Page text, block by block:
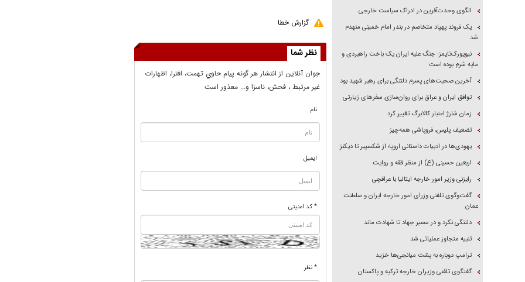
گزارش خطا
نظر شما
جوان آنلاين از انتشار هر گونه پيام حاوي تهمت، افترا، اظهارات
غير مرتبط ، فحش، ناسزا و... معذور است
نام
ایمیل
* کد امنیتی
* نظر
الگوی وحدت‌آفرین در ادراک سیاست خارجی
یک فروند پهپاد متخاصم در بندر امام خمینی منهدم
شد
نیویورک‌تایمز: جنگ علیه ایران یک باخت راهبردی و
مایه شرم بوده است
آخرین صحبت‌های پسرم دلتنگی برای رهبر شهید بود
توافق ایران و عراق برای روان‌سازی سفر‌های زیارتی
زمان شارژ اعتبار کالابرگ تغییر کرد
تضعیف پلیس، فروپاشی همه‌چیز
یهودی‌ها در ادبیات داستانی اروپا؛ از شکسپیر تا دیکنز
اربعین حسینی (ع) از منظر فقه و روایت
رایزنی وزیر امور خارجه ایتالیا با عراقچی
گفت‌وگوی تلفنی وزرای امور خارجه ایران و سلطنت
عمان
دلتنگی نکرد و در مسیر جهاد تا شهادت ماند
تنبیه متجاوز عملیاتی شد
ترامپ دوباره به پشت میانجی‌ها خزید
گفتگوی تلفنی وزیران خارجه ترکیه و پاکستان